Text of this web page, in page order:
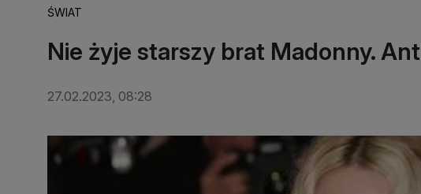
ŚWIAT
Nie żyje starszy brat Madonny.
27.02.2023, 08:28